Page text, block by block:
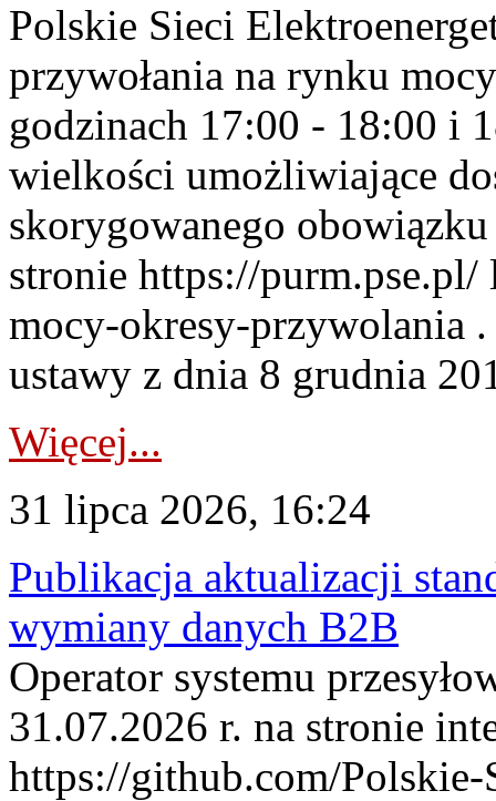
Polskie Sieci
przywołania na rynku
godzinach 17:00 - 18:00 i
wielkości umożliwiające
skorygowanego
stronie https://
mocy-okresy-przywolania
ustawy z dnia 8 grudnia
Więcej...
31 lipca 2026, 16:24
Publikacja aktualizacji
wymiany danych B2B
Operator systemu
31.07.2026 r. na stronie
https://github.com/Polskie-